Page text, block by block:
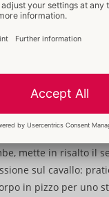
a pressione sul
per un elevato
al momento ed
di Cottelli
in pregiato
e morbido su
Lo stile
mette in risalto il
sul cavallo:
in pizzo per uno